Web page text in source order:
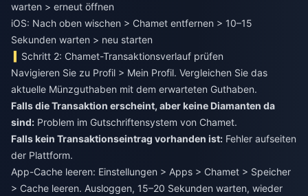
warten > erneut öffnen
iOS: Nach oben wischen > Chamet entfernen > 10–15
Sekunden warten > neu starten
Schritt 2: Chamet-Transaktionsverlauf prüfen
Navigieren Sie zu Profil > Mein Profil. Vergleichen Sie das
aktuelle Münzguthaben mit dem erwarteten Guthaben.
Falls die Transaktion erscheint, aber keine Diamanten da
sind: Problem im Gutschriftensystem von Chamet.
Falls kein Transaktionseintrag vorhanden ist: Fehler aufseiten
der Plattform.
App-Cache leeren: Einstellungen > Apps > Chamet > Speicher
> Cache leeren. Ausloggen, 15–20 Sekunden warten, wieder